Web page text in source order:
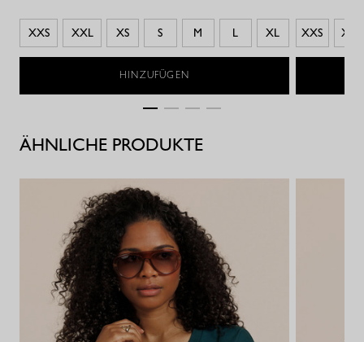
XXS XXL XS S M L XL
HINZUFÜGEN
XXS XS
ÄHNLICHE PRODUKTE